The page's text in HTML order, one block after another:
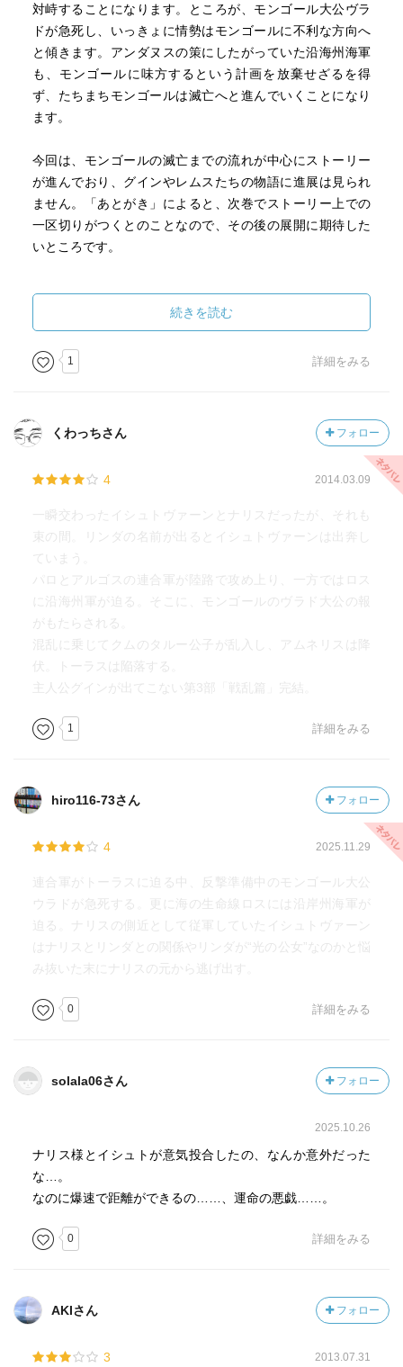
対峙することになります。ところが、モンゴール大公ヴラ
ドが急死し、いっきょに情勢はモンゴールに不利な方向へ
と傾きます。アンダヌスの策にしたがっていた沿海州海軍
も、モンゴールに味方するという計画を放棄せざるを得
ず、たちまちモンゴールは滅亡へと進んでいくことになり
ます。
今回は、モンゴールの滅亡までの流れが中心にストーリー
が進んでおり、グインやレムスたちの物語に進展は見られ
ません。「あとがき」によると、次巻でストーリー上での
一区切りがつくとのことなので、その後の展開に期待した
いところです。
続きを読む
1 詳細をみる
くわっちさん フォロー
4 2014.03.09
一瞬交わったイシュトヴァーンとナリスだったが、それも
束の間。リンダの名前が出るとイシュトヴァーンは出奔し
ていまう。
パロとアルゴスの連合軍が陸路で攻め上り、一方ではロス
に沿海州軍が迫る。そこに、モンゴールのヴラド大公の報
がもたらされる。
混乱に乗じてクムのタルー公子が乱入し、アムネリスは降
伏。トーラスは陥落する。
主人公グインが出てこない第3部「戦乱篇」完結。
1 詳細をみる
hiro116-73さん フォロー
4 2025.11.29
連合軍がトーラスに迫る中、反撃準備中のモンゴール大公
ウラドが急死する。更に海の生命線ロスには沿岸州海軍が
迫る。ナリスの側近として従軍していたイシュトヴァーン
はナリスとリンダとの関係やリンダが“光の公女”なのかと悩
み抜いた末にナリスの元から逃げ出す。
0 詳細をみる
solala06さん フォロー
2025.10.26
ナリス様とイシュトが意気投合したの、なんか意外だった
な…。
なのに爆速で距離ができるの……、運命の悪戯……。
0 詳細をみる
AKIさん フォロー
3 2013.07.31